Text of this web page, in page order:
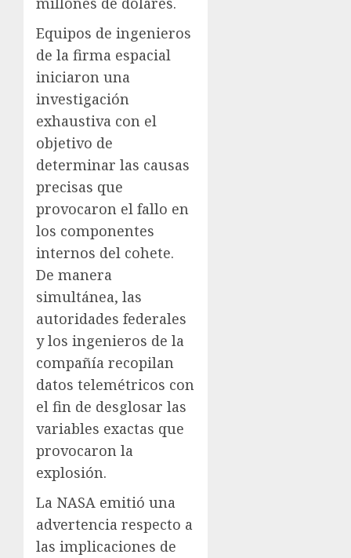
Equipos de ingenieros
de la firma espacial
iniciaron una
investigación
exhaustiva con el
objetivo de
determinar las causas
precisas que
provocaron el fallo en
los componentes
internos del cohete.
De manera
simultánea, las
autoridades federales
y los ingenieros de la
compañía recopilan
datos telemétricos con
el fin de desglosar las
variables exactas que
provocaron la
explosión.
La NASA emitió una
advertencia respecto a
las implicaciones de